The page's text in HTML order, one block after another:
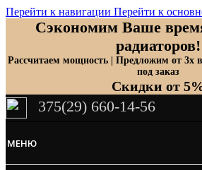
Перейти к навигации Перейти к
Сэкономим Ваше
радиаторов!
Рассчитаем мощность | Предложим от 3х
под заказ
Скидки от
375(29) 660-14-56
МЕНЮ